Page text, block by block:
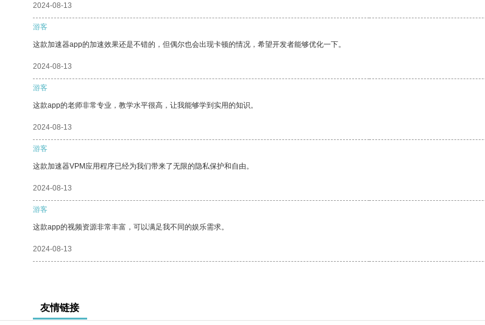
2024-08-13
游客
这款加速器app的加速效果还是不错的，但偶尔也会出现卡顿的情况，希望开发者能够优化一下。
2024-08-13
游客
这款app的老师非常专业，教学水平很高，让我能够学到实用的知识。
2024-08-13
游客
这款加速器VPM应用程序已经为我们带来了无限的隐私保护和自由。
2024-08-13
游客
这款app的视频资源非常丰富，可以满足我不同的娱乐需求。
2024-08-13
友情链接